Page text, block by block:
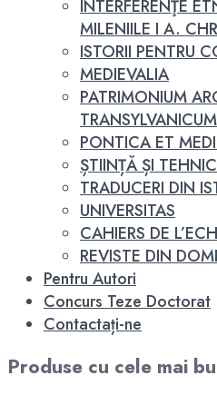
INTERFERENŢE
MILENIILE I A.
ISTORII PENTRU
MEDIEVALIA
PATRIMONIUM
TRANSYLVANICUM
PONTICA ET
ȘTIINȚĂ ȘI
TRADUCERI DIN
UNIVERSITAS
CAHIERS DE
REVISTE DIN
Pentru Autori
Concurs Teze Doctorat
Contactați-ne
Produse cu cele mai